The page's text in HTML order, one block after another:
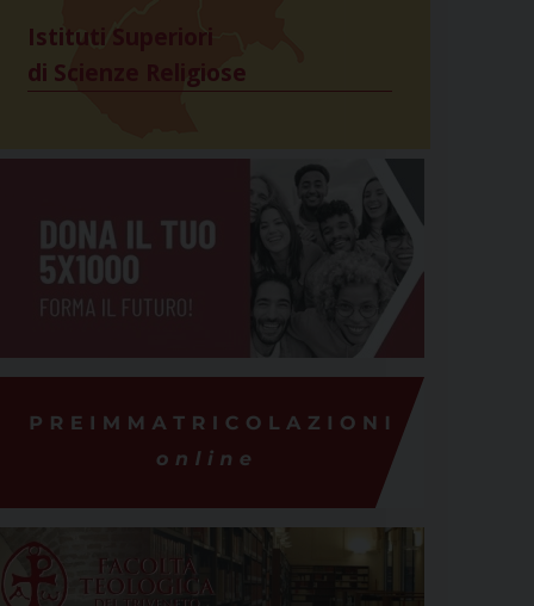
Istituti Superiori
di Scienze Religiose